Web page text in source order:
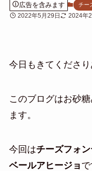
広告を含みます チー
2022年5月29日 2024年
今日もきてくださ
このブログはお砂
ます。
今回はチーズフォン
ベールアヒージョ で